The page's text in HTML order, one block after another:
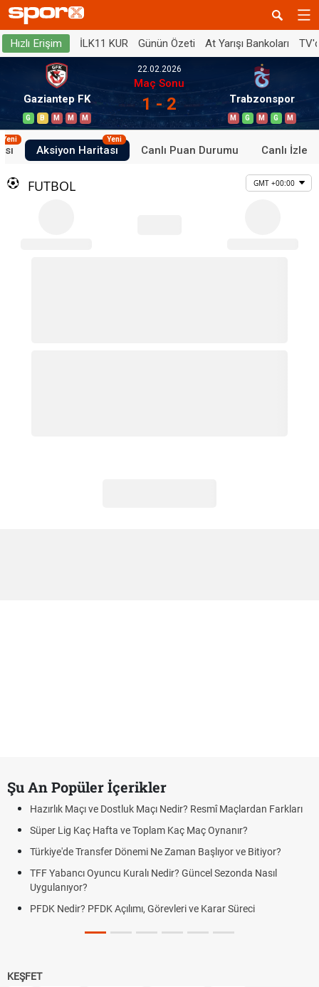
Hızlı Erişim İLK11 KUR Günün Özeti At Yarışı Bankoları
Gaziantep FK
G B M M M
22.02.2026
Maç Sonu
1 - 2 Trabzonspor
M G M G M
Yeni
Aksiyon Haritası
Yeni
Canlı Puan Durumu Canlı İzle
FUTBOL GMT +00:00
Şu An Popüler İçerikler
Hazırlık Maçı ve Dostluk Maçı Nedir? Resmî Maçlardan Farkları
Süper Lig Kaç Hafta ve Toplam Kaç Maç Oynanır?
Türkiye'de Transfer Dönemi Ne Zaman Başlıyor ve Bitiyor?
TFF Yabancı Oyuncu Kuralı Nedir? Güncel Sezonda Nasıl
Uygulanıyor?
PFDK Nedir? PFDK Açılımı, Görevleri ve Karar Süreci
KEŞFET